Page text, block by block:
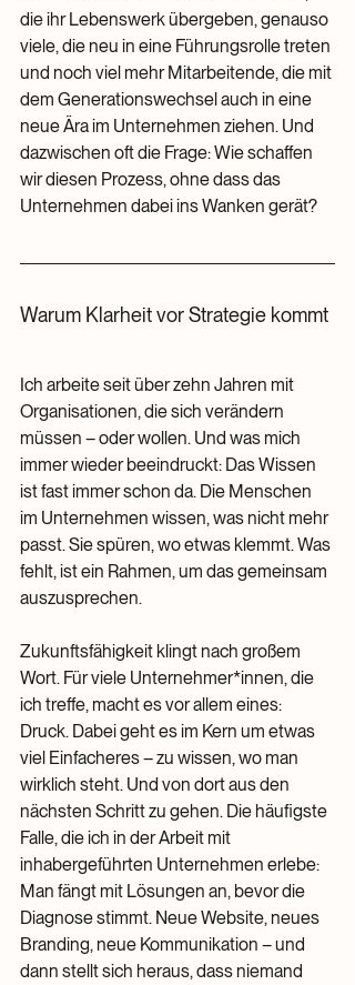
die ihr Lebenswerk übergeben, genauso
viele, die neu in eine Führungsrolle treten
und noch viel mehr Mitarbeitende, die mit
dem Generationswechsel auch in eine
neue Ära im Unternehmen ziehen. Und
dazwischen oft die Frage: Wie schaffen
wir diesen Prozess, ohne dass das
Unternehmen dabei ins Wanken gerät?
Warum Klarheit vor Strategie kommt
Ich arbeite seit über zehn Jahren mit
Organisationen, die sich verändern
müssen – oder wollen. Und was mich
immer wieder beeindruckt: Das Wissen
ist fast immer schon da. Die Menschen
im Unternehmen wissen, was nicht mehr
passt. Sie spüren, wo etwas klemmt. Was
fehlt, ist ein Rahmen, um das gemeinsam
auszusprechen.
Zukunftsfähigkeit klingt nach großem
Wort. Für viele Unternehmer*innen, die
ich treffe, macht es vor allem eines:
Druck. Dabei geht es im Kern um etwas
viel Einfacheres – zu wissen, wo man
wirklich steht. Und von dort aus den
nächsten Schritt zu gehen. Die häufigste
Falle, die ich in der Arbeit mit
inhabergeführten Unternehmen erlebe:
Man fängt mit Lösungen an, bevor die
Diagnose stimmt. Neue Website, neues
Branding, neue Kommunikation – und
dann stellt sich heraus, dass niemand